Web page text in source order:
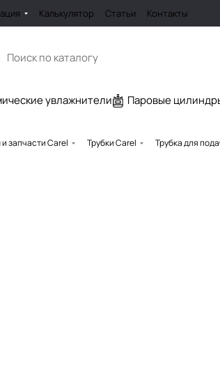
Калькулятор Статьи Контакты
увлажнители Паровые
запчасти Carel Трубки Carel Трубка для